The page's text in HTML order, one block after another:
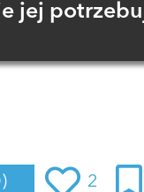
jej
2